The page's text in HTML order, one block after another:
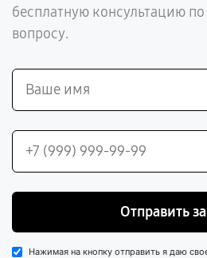
бесплатную консультацию
вопросу.
Отправить
Нажимая на кнопку отправить я даю